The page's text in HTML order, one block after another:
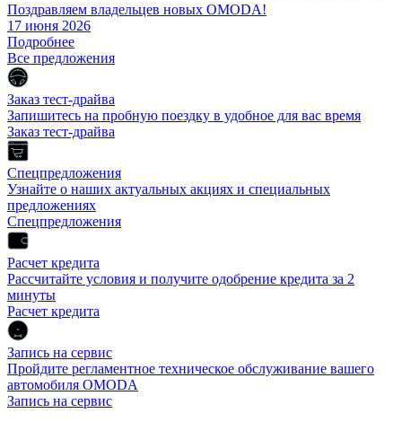
Поздравляем владельцев новых OMODA!
17 июня 2026
Подробнее
Все предложения
Заказ тест-драйва
Запишитесь на пробную поездку в удобное для вас время
Заказ тест-драйва
Спецпредложения
Узнайте о наших актуальных акциях и специальных
предложениях
Спецпредложения
Расчет кредита
Рассчитайте условия и получите одобрение кредита за 2
минуты
Расчет кредита
Запись на сервис
Пройдите регламентное техническое обслуживание вашего
автомобиля OMODA
Запись на сервис